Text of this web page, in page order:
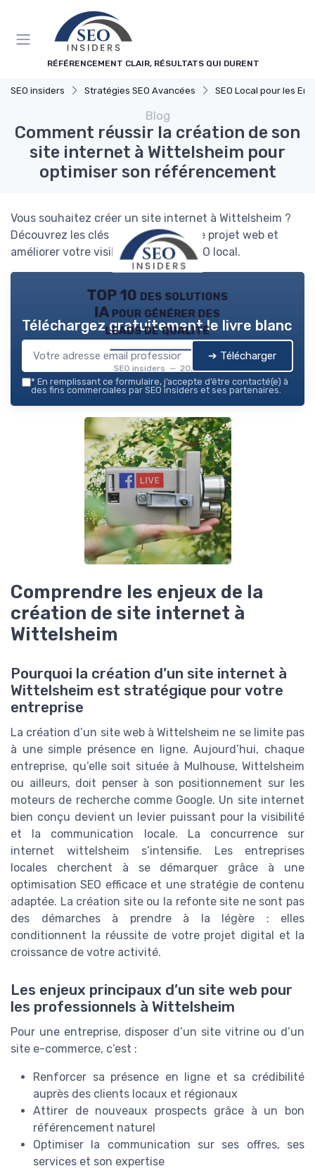
RÉFÉRENCEMENT CLAIR, RÉSULTATS QUI DURENT
SEO insiders Stratégies SEO Avancées SEO Local pour les
Blog
Comment réussir la création de son
site internet à Wittelsheim pour
optimiser son référencement
Vous souhaitez créer un site internet à Wittelsheim ?
Découvrez les clés pour réussir votre projet web et
améliorer votre visibilité grâce au SEO local.
TOP 10 des solutions
IA pour générer des
leads de qualité
SEO insiders — 2026
Téléchargez gratuitement le livre blanc
➔ Télécharger
* En remplissant ce formulaire, j’accepte d’être contacté(e) à
des fins commerciales par SEO insiders et ses partenaires.
Comprendre les enjeux de la
création de site internet à
Wittelsheim
Pourquoi la création d’un site internet à
Wittelsheim est stratégique pour votre
entreprise
La création d’un site web à Wittelsheim ne se limite pas
à une simple présence en ligne. Aujourd’hui, chaque
entreprise, qu’elle soit située à Mulhouse, Wittelsheim
ou ailleurs, doit penser à son positionnement sur les
moteurs de recherche comme Google. Un site internet
bien conçu devient un levier puissant pour la visibilité
et la communication locale. La concurrence sur
internet wittelsheim s’intensifie. Les entreprises
locales cherchent à se démarquer grâce à une
optimisation SEO efficace et une stratégie de contenu
adaptée. La création site ou la refonte site ne sont pas
des démarches à prendre à la légère : elles
conditionnent la réussite de votre projet digital et la
croissance de votre activité.
Les enjeux principaux d’un site web pour
les professionnels à Wittelsheim
Pour une entreprise, disposer d’un site vitrine ou d’un
site e-commerce, c’est :
Renforcer sa présence en ligne et sa crédibilité
auprès des clients locaux et régionaux
Attirer de nouveaux prospects grâce à un bon
référencement naturel
Optimiser la communication sur ses offres, ses
services et son expertise
Panneau de gestion des cookies